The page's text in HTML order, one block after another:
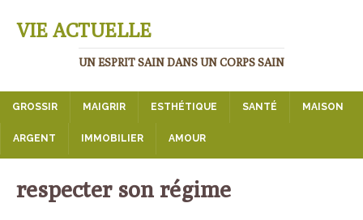
VIE ACTUELLE
UN ESPRIT SAIN DANS UN CORPS SAIN
GROSSIR MAIGRIR ESTHÉTIQUE SANTÉ MAISON
ARGENT IMMOBILIER AMOUR
respecter son régime